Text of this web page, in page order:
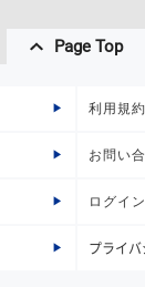
Page Top
利用規約
お問い
ログイン
プライバ